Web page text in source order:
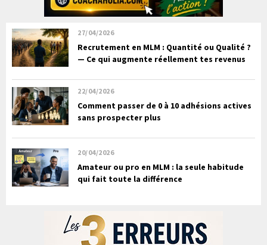
27/04/2026
Recrutement en MLM : Quantité ou Qualité ?
— Ce qui augmente réellement tes revenus
22/04/2026
Comment passer de 0 à 10 adhésions actives
sans prospecter plus
20/04/2026
Amateur ou pro en MLM : la seule habitude
qui fait toute la différence